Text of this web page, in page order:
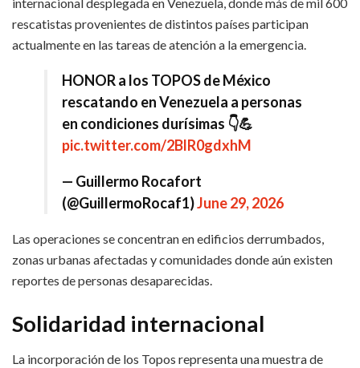
rescatistas provenientes de distintos países participan
actualmente en las tareas de atención a la emergencia.
HONOR a los TOPOS de México
rescatando en Venezuela a personas
en condiciones durísimas 👇💪
pic.twitter.com/2BlR0gdxhM
— Guillermo Rocafort
(@GuillermoRocaf1)June 29, 2026
Las operaciones se concentran en edificios derrumbados,
zonas urbanas afectadas y comunidades donde aún existen
reportes de personas desaparecidas.
Solidaridad internacional
La incorporación de los Topos representa una muestra de